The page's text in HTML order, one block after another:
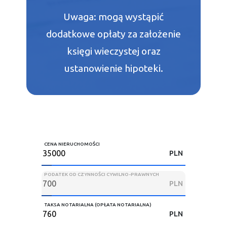
Uwaga: mogą wystąpić
dodatkowe opłaty za założenie
księgi wieczystej oraz
ustanowienie hipoteki.
CENA NIERUCHOMOŚCI
PLN
PODATEK OD CZYNNOŚCI CYWILNO-PRAWNYCH
PLN
TAKSA NOTARIALNA (OPŁATA NOTARIALNA)
PLN